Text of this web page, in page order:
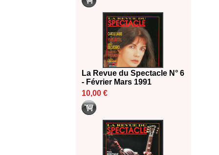
La Revue du Spectacle N° 6
- Février Mars 1991
10,00 €